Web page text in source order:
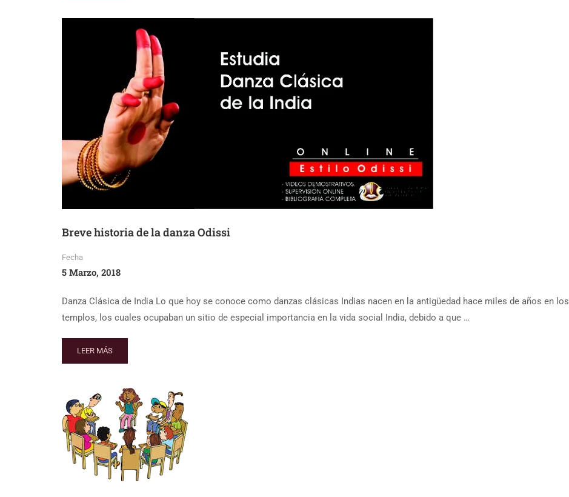
Breve historia de la danza Odissi
Fecha
5 Marzo, 2018
Danza Clásica de India Lo que hoy se conoce como danzas clásicas Indias nacen en la antigüedad hace miles de años en los
templos, los cuales ocupaban un sitio de especial importancia en la vida social India, debido a que …
LEER MÁS